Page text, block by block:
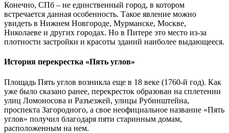
Конечно, СПб – не единственный город, в котором
встречается данная особенность. Такое явление можно
увидеть в Нижнем Новгороде, Мурманске, Москве,
Николаеве и других городах. Но в Питере это место из-за
плотности застройки и красоты зданий наиболее выдающееся.
История перекрестка «Пять углов»
Площадь Пять углов возникла еще в 18 веке (1760-й год). Как
уже было сказано ранее, перекресток образован на сплетении
улиц Ломоносова и Разъезжей, улицы Рубинштейна,
проспекта Загородного, а свое неофициальное название «Пять
углов» получил благодаря пяти старинным домам,
расположенным на нем.